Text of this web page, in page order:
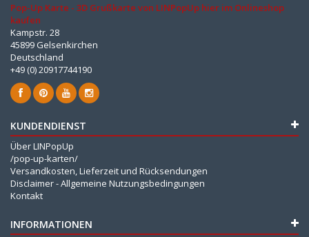
Pop-Up Karte - 3D Grußkarte von LINPopUp hier im Onlineshop
kaufen
Kampstr. 28
45899 Gelsenkirchen
Deutschland
+49 (0) 20917744190
KUNDENDIENST
Über LINPopUp
/pop-up-karten/
Versandkosten, Lieferzeit und Rücksendungen
Disclaimer - Allgemeine Nutzungsbedingungen
Kontakt
INFORMATIONEN